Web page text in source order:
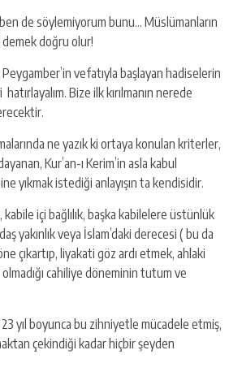
de söylemiyorum bunu… Müslümanların
doğru olur!
vefatıyla başlayan hadiselerin
Bize ilk kırılmanın nerede
ne yazık ki ortaya konulan kriterler,
Kur’an-ı Kerim’in asla kabul
yıkmak istediği anlayışın ta kendisidir.
içi bağlılık, başka kabilelere üstünlük
yakınlık veya İslam’daki derecesi ( bu da
çıkartıp, liyakati göz ardı etmek, ahlaki
cahiliye döneminin tutum ve
yıl boyunca bu zihniyetle mücadele etmiş,
çekindiği kadar hiçbir şeyden